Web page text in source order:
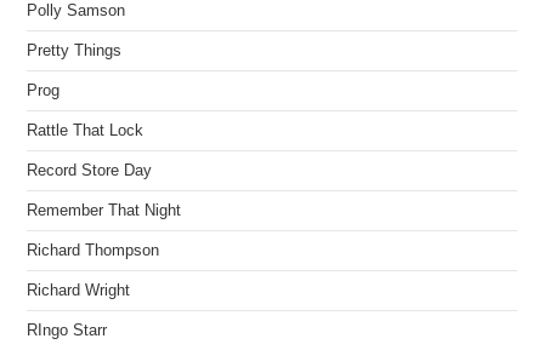
Polly Samson
Pretty Things
Prog
Rattle That Lock
Record Store Day
Remember That Night
Richard Thompson
Richard Wright
RIngo Starr